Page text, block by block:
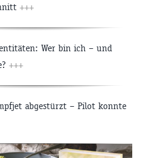
+++
Wer bin ich – und
+++
abgestürzt – Pilot konnte